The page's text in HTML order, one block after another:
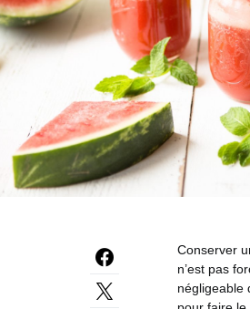
Conserver
n’est pas
négligeable